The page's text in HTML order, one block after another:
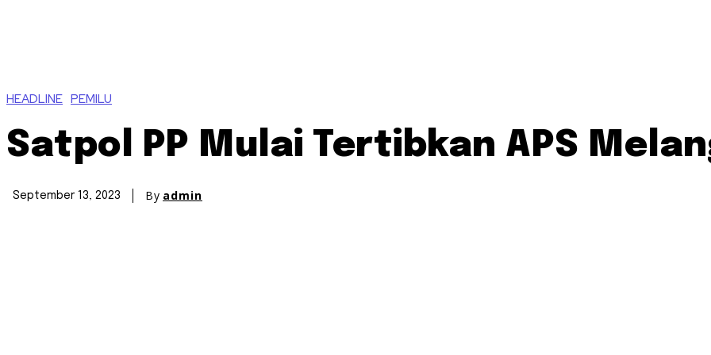
HEADLINE PEMILU
Satpol PP Mulai Tertibkan APS
September 13, 2023 By admin